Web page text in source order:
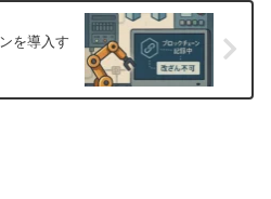
を導入す